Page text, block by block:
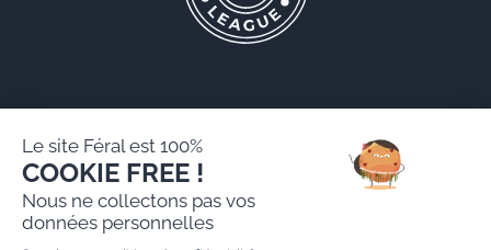
Mentions légales
Le site Féral est 100%
COOKIE FREE !
Nous ne collectons pas vos
données personnelles